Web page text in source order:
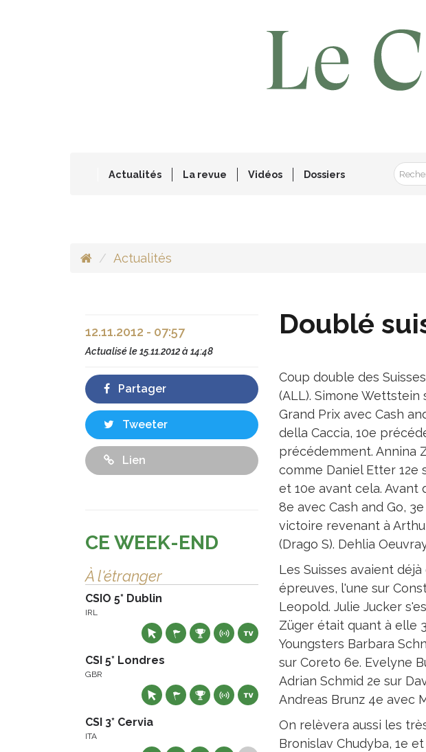
Actualités La revue Vidéos Dossiers
Actualités
Doublé
Coup double des
(ALL). Simone Wettstein
Grand Prix avec Cash
della Caccia, 10e
précédemment. Annina
comme Daniel Etter 12e
et 10e avant cela. Avant
8e avec Cash and Go,
victoire revenant à
(Drago S). Dehlia
Les Suisses avaient
épreuves, l'une sur
Leopold. Julie Jucker
Züger était quant à elle
Youngsters Barbara
sur Coreto 6e. Evelyne
Adrian Schmid 2e sur
Andreas Brunz 4e avec
On relèvera aussi les
Bronislav Chudyba, 1e
12.11.2012 - 07:57
Actualisé le15.11.2012 à 14:48
Partager
Tweeter
Lien
CE WEEK-END
À l'étranger
CSIO 5* Dublin
IRL
CSI 5* Londres
GBR
CSI 3* Cervia
ITA